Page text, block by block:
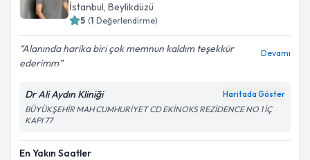
İstanbul, Beylikdüzü
5 (1 Değerlendirme)
Alanında harika biri çok memnun kaldım teşekkür
ederimm
Devamı
Dr Ali Aydın Kliniği Haritada Göster
BÜYÜKŞEHİR MAH CUMHURİYET CD EKİNOKS REZİDENCE NO 1 İÇ
KAPI 77
En Yakın Saatler